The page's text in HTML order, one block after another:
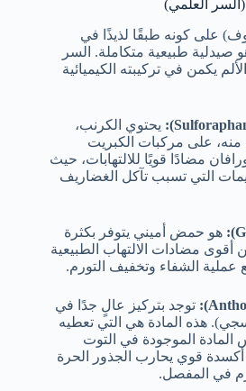
(السر العلمي)
على كونه طبقًا لذيذًا في
صيدلية طبيعية متكاملة. السر
يكمن في تركيبته الكيميائية
يحتوي الكرنب،
منه، على مركبات الكبريت
مضادًا قويًا للالتهابات، حيث
التي تسبب تآكل الغضاريف
هو حمض أميني يتوفر بكثرة
أقوى مضادات الالتهاب الطبيعية
عملية الشفاء وتخفيف التورم.
توجد بتركيز عالٍ جدًا في
هذه المادة هي التي تعطيه
المادة الموجودة في التوت
أكسدة قوي يحارب الجذور الحرة
في المفصل.